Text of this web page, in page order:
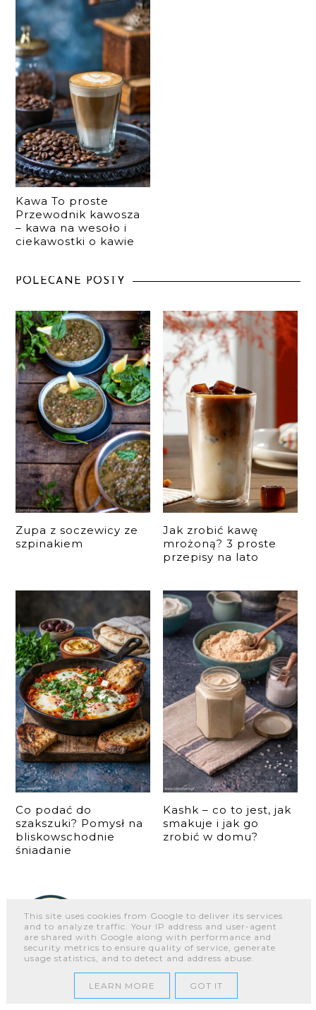
Kawa To proste
Przewodnik kawosza
– kawa na wesoło i
ciekawostki o kawie
POLECANE POSTY
Zupa z soczewicy ze
szpinakiem
Jak zrobić kawę
mrożoną? 3 proste
przepisy na lato
Co podać do
szakszuki? Pomysł na
bliskowschodnie
śniadanie
Kashk – co to jest, jak
smakuje i jak go
zrobić w domu?
This site uses cookies from Google to deliver its services
and to analyze traffic. Your IP address and user-agent
are shared with Google along with performance and
security metrics to ensure quality of service, generate
usage statistics, and to detect and address abuse.
LEARN MORE GOT IT